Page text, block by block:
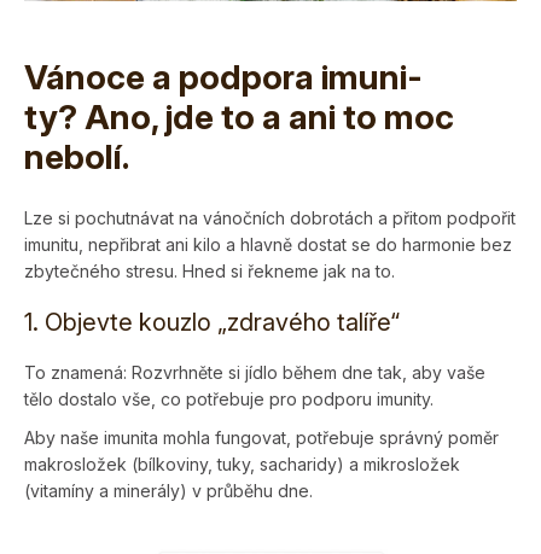
Vánoce a podpora imuni­
ty? Ano, jde to a ani to moc
nebolí.
Lze si pochutnávat na vánočních dobrotách a přitom podpořit
imunitu, nepřibrat ani kilo a hlavně dostat se do harmonie bez
zbytečného stresu. Hned si řekneme jak na to.
1. Objevte kouzlo „zdravého talíře“
To znamená: Rozvrhněte si jídlo během dne tak, aby vaše
tělo dostalo vše, co potřebuje pro podporu imunity.
Aby naše imunita mohla fungovat, potřebuje správný poměr
makrosložek (bílkoviny, tuky, sacharidy) a mikrosložek
(vitamíny a minerály) v průběhu dne.